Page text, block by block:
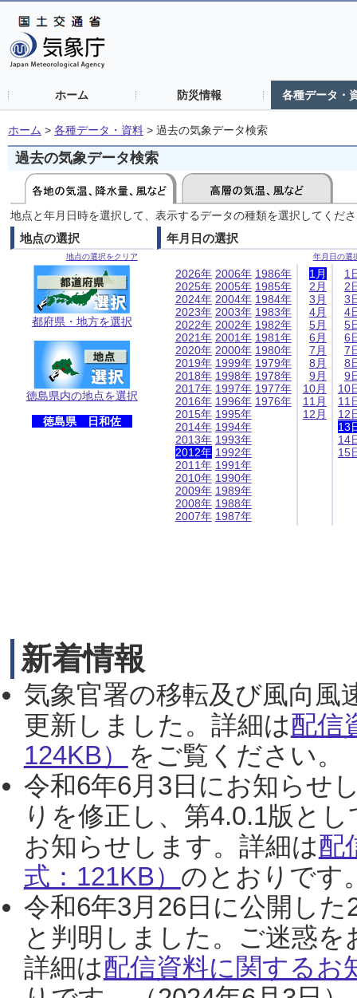
ホーム 防災情報 各種データ・
ホーム > 各種データ・資料 > 過去の気象データ検索
過去の気象データ検索
地点と年月日時を選択して、表示するデータの種類を選択してくだ
地点の選択
地点の選択をクリア
都府県・地方を選択
徳島県内の地点を選択
徳島県 日和佐
年月日の選択
年月日の選
2026年
2025年
2024年
2023年
2022年
2021年
2020年
2019年
2018年
2017年
2016年
2015年
2014年
2013年
2012年
2011年
2010年
2009年
2008年
2007年
2006年
2005年
2004年
2003年
2002年
2001年
2000年
1999年
1998年
1997年
1996年
1995年
1994年
1993年
1992年
1991年
1990年
1989年
1988年
1987年
1986年
1985年
1984年
1983年
1982年
1981年
1980年
1979年
1978年
1977年
1976年
1月
2月
3月
4月
5月
6月
7月
8月
9月
10月
11月
12月
1
2
3
4
5
6
7
8
9
10
11
12
13
14
15
新着情報
気象官署の移転及び風向風
更新しました。詳細は配信
124KB） をご覧ください。
令和6年6月3日にお知らせ
りを修正し、第4.0.1版と
お知らせします。詳細は配
式：121KB） のとおりです
令和6年3月26日に公開し
と判明しました。ご迷惑
詳細は配信資料に関するお